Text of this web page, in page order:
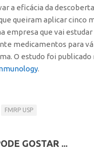
Agenda AUSPIN
Inovação
2025
2019
a eficácia da
queiram aplicar cinco
empresa que vai
medicamentos para
O estudo foi publicado
.
FMRP USP
GOSTAR ...